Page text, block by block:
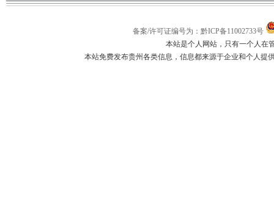
备案/许可证编号为：黔ICP备11002733号
本站是个人网站，只有一个人在
本站免费发布贵州各类信息，信息都来源于企业和个人提